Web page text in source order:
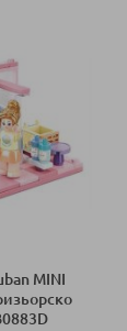
MINI